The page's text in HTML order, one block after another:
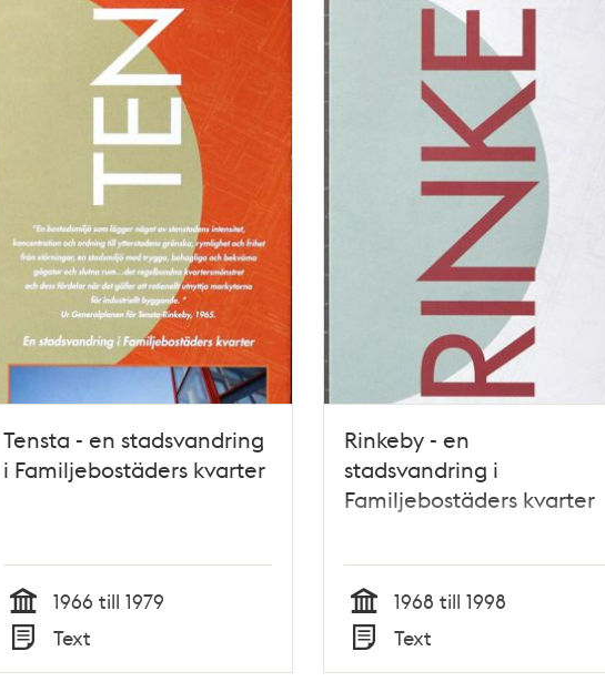
Tensta - en stadsvandring
i Familjebostäders kvarter
Tid
1966 till 1979
Typ
Text
Rinkeby - en
stadsvandring i
Familjebostäders kvarter
Tid
1968 till 1998
Typ
Text